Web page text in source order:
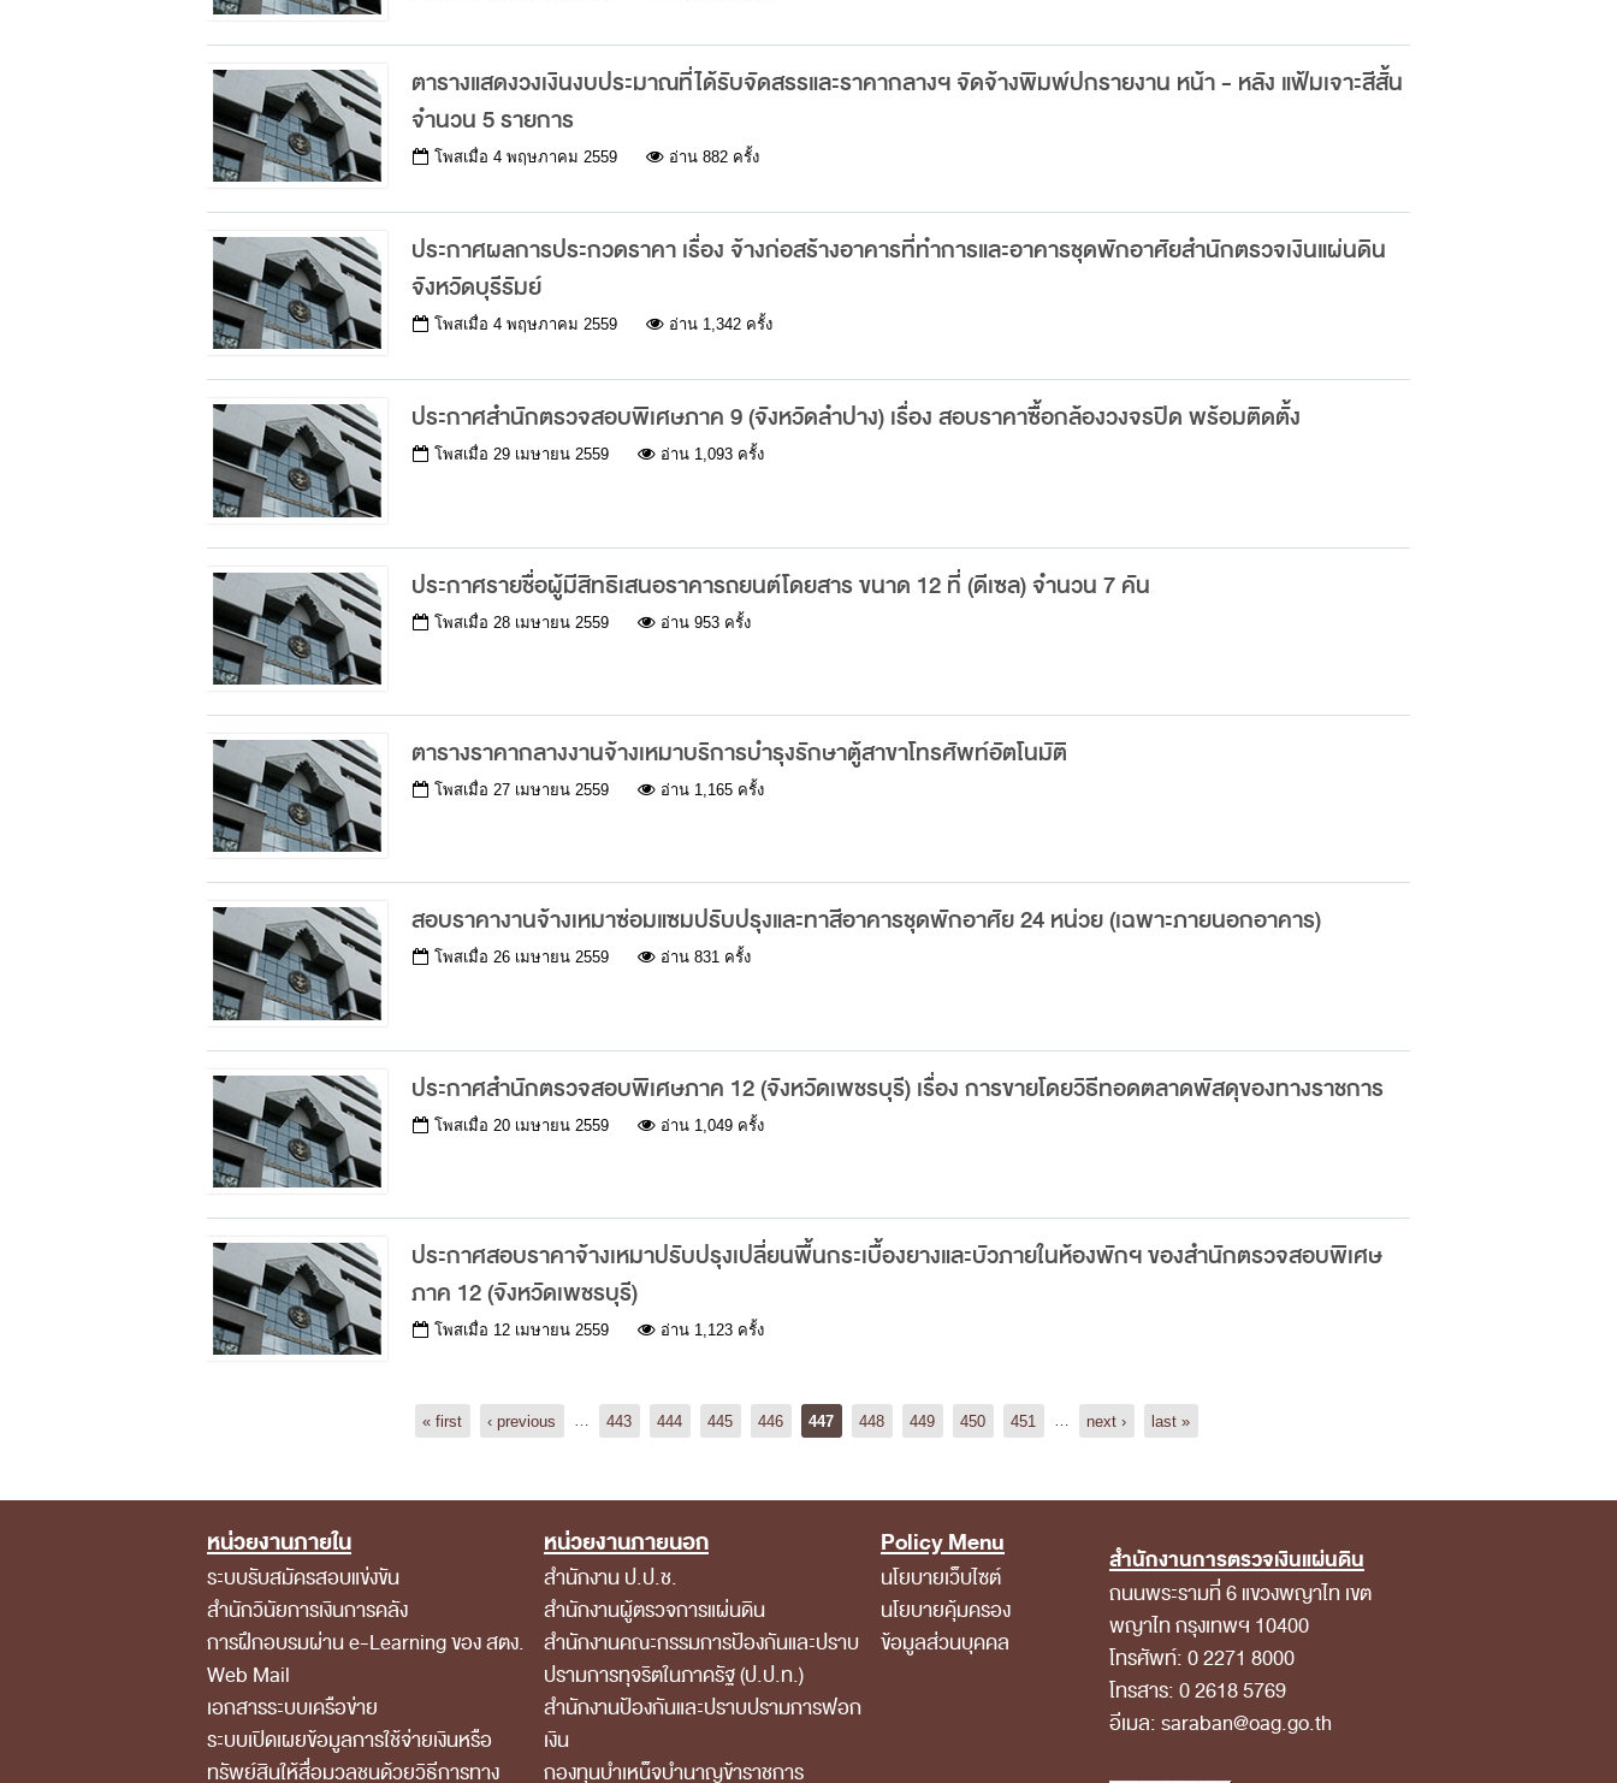
ตารางแสดงวงเงินงบประมาณที่ได้รับจัดสรรและราคากลางฯ จัดจ้างพิมพ์ปกรายงาน หน้า - หลัง แฟ้มเจาะสีสั้น
จำนวน 5 รายการ
โพสเมื่อ 4 พฤษภาคม 2559 อ่าน 882 ครั้ง
ประกาศผลการประกวดราคา เรื่อง จ้างก่อสร้างอาคารที่ทำการและอาคารชุดพักอาศัยสำนักตรวจเงินแผ่นดิน
จังหวัดบุรีรัมย์
โพสเมื่อ 4 พฤษภาคม 2559 อ่าน 1,342 ครั้ง
ประกาศสำนักตรวจสอบพิเศษภาค 9 (จังหวัดลำปาง) เรื่อง สอบราคาซื้อกล้องวงจรปิด พร้อมติดตั้ง
โพสเมื่อ 29 เมษายน 2559 อ่าน 1,093 ครั้ง
ประกาศรายชื่อผู้มีสิทธิเสนอราคารถยนต์โดยสาร ขนาด 12 ที่ (ดีเซล) จำนวน 7 คัน
โพสเมื่อ 28 เมษายน 2559 อ่าน 953 ครั้ง
ตารางราคากลางงานจ้างเหมาบริการบำรุงรักษาตู้สาขาโทรศัพท์อัตโนมัติ
โพสเมื่อ 27 เมษายน 2559 อ่าน 1,165 ครั้ง
สอบราคางานจ้างเหมาซ่อมแซมปรับปรุงและทาสีอาคารชุดพักอาศัย 24 หน่วย (เฉพาะภายนอกอาคาร)
โพสเมื่อ 26 เมษายน 2559 อ่าน 831 ครั้ง
ประกาศสำนักตรวจสอบพิเศษภาค 12 (จังหวัดเพชรบุรี) เรื่อง การขายโดยวิธีทอดตลาดพัสดุของทางราชการ
โพสเมื่อ 20 เมษายน 2559 อ่าน 1,049 ครั้ง
ประกาศสอบราคาจ้างเหมาปรับปรุงเปลี่ยนพื้นกระเบื้องยางและบัวภายในห้องพักฯ ของสำนักตรวจสอบพิเศษ
ภาค 12 (จังหวัดเพชรบุรี)
โพสเมื่อ 12 เมษายน 2559 อ่าน 1,123 ครั้ง
« first ‹ previous … 443 444 445 446 447 448 449 450 451 … next › last »
Footer Menu
หน่วยงานภายใน
ระบบรับสมัครสอบแข่งขัน
สำนักวินัยการเงินการคลัง
การฝึกอบรมผ่าน e-Learning ของ สตง.
Web Mail
เอกสารระบบเครือข่าย
ระบบเปิดเผยข้อมูลการใช้จ่ายเงินหรือ
ทรัพย์สินให้สื่อมวลชนด้วยวิธีการทาง
หน่วยงานภายนอก
สำนักงาน ป.ป.ช.
สำนักงานผู้ตรวจการแผ่นดิน
สำนักงานคณะกรรมการป้องกันและปราบ
ปรามการทุจริตในภาครัฐ (ป.ป.ท.)
สำนักงานป้องกันและปราบปรามการฟอก
เงิน
กองทุนบำเหน็จบำนาญข้าราชการ
Policy Menu
นโยบายเว็บไซต์
นโยบายคุ้มครอง
ข้อมูลส่วนบุคคล
สำนักงานการตรวจเงินแผ่นดิน
ถนนพระรามที่ 6 แขวงพญาไท เขต
พญาไท กรุงเทพฯ 10400
โทรศัพท์: 0 2271 8000
โทรสาร: 0 2618 5769
อีเมล: saraban@oag.go.th